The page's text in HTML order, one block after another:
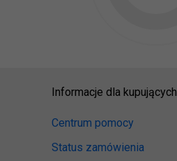
Informacje dla kupujących
Centrum pomocy
Status zamówienia